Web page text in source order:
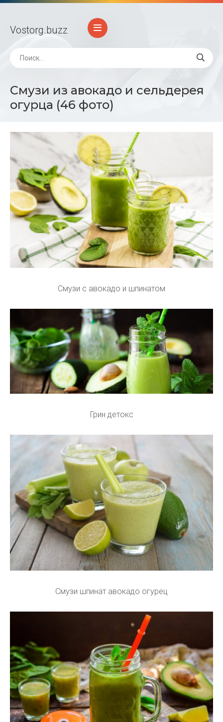
Vostorg.buzz
Смузи из авокадо и сельдерея
огурца (46 фото)
Смузи с авокадо и шпинатом
Грин детокс
Смузи шпинат авокадо огурец